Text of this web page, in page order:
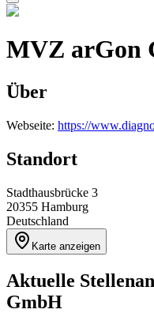
MVZ arGon
Über
Webseite: https://
Standort
Stadthausbrücke 3
20355 Hamburg
Deutschland
Karte anzeigen
Aktuelle
GmbH